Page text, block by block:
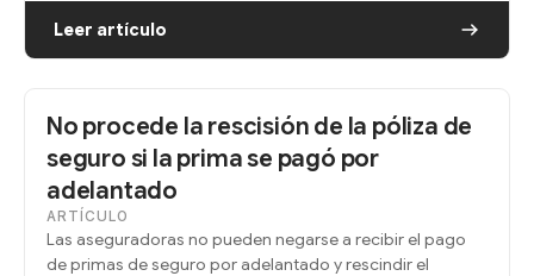
Leer artículo
No procede la rescisión de la póliza de
seguro si la prima se pagó por
adelantado
ARTÍCULO
Las aseguradoras no pueden negarse a recibir el pago
de primas de seguro por adelantado y rescindir el